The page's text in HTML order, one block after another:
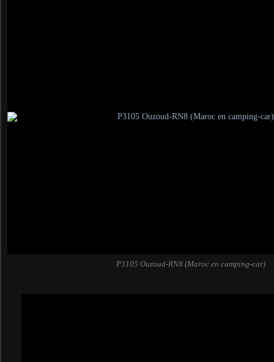
P3105 Ouzoud-RN8 (Maroc en camping-car)